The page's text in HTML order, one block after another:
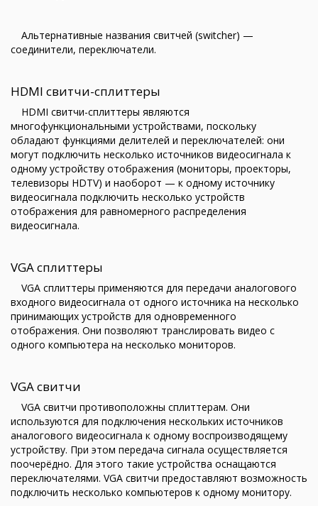
Альтернативные названия свитчей (switcher) —
соединители, переключатели.
HDMI свитчи-сплиттеры
HDMI свитчи-сплиттеры являются
многофункциональными устройствами, поскольку
обладают функциями делителей и переключателей: они
могут подключить несколько источников видеосигнала к
одному устройству отображения (мониторы, проекторы,
телевизоры HDTV) и наоборот — к одному источнику
видеосигнала подключить несколько устройств
отображения для равномерного распределения
видеосигнала.
VGA сплиттеры
VGA сплиттеры применяются для передачи аналогового
входного видеосигнала от одного источника на несколько
принимающих устройств для одновременного
отображения. Они позволяют транслировать видео с
одного компьютера на несколько мониторов.
VGA свитчи
VGA свитчи противоположны сплиттерам. Они
используются для подключения нескольких источников
аналогового видеосигнала к одному воспроизводящему
устройству. При этом передача сигнала осуществляется
поочерёдно. Для этого такие устройства оснащаются
переключателями. VGA свитчи предоставляют возможность
подключить несколько компьютеров к одному монитору.